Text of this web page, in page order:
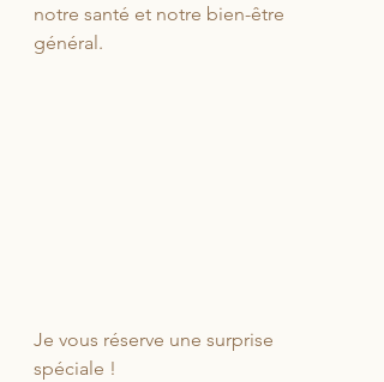
notre santé et notre bien-être
général.
Je vous réserve une surprise
spéciale !